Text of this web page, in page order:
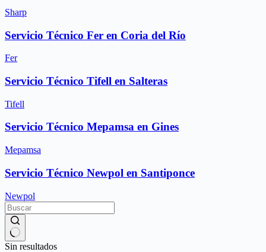
Sharp
Servicio Técnico Fer en Coria del Río
Fer
Servicio Técnico Tifell en Salteras
Tifell
Servicio Técnico Mepamsa en Gines
Mepamsa
Servicio Técnico Newpol en Santiponce
Newpol
Sin resultados